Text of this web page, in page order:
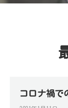
コロナ禍で